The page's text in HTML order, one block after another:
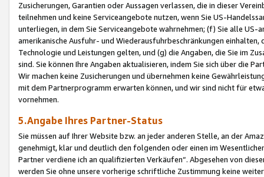
Zusicherungen, Garantien oder Aussagen verlassen, die in dieser
teilnehmen und keine Serviceangebote nutzen, wenn Sie US-
unterliegen, in dem Sie Serviceangebote wahrnehmen; (f) Sie alle
amerikanische Ausfuhr- und Wiederausfuhrbeschränkungen
Technologie und Leistungen gelten, und (g) die Angaben, die Sie im
sind. Sie können Ihre Angaben aktualisieren, indem Sie sich über die
Wir machen keine Zusicherungen und übernehmen keine
mit dem Partnerprogramm erwarten können, und wir sind nicht für
vornehmen.
5.Angabe Ihres Partner-Status
Sie müssen auf Ihrer Website bzw. an jeder anderen Stelle, an der
genehmigt, klar und deutlich den folgenden oder einen im
Partner verdiene ich an qualifizierten Verkäufen“. Abgesehen von
werden Sie ohne unsere vorherige schriftliche Zustimmung keine